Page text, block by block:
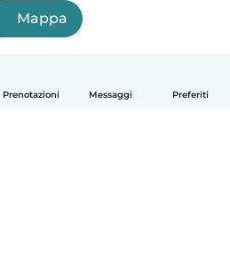
Prenotazioni Messaggi Preferiti
Mappa